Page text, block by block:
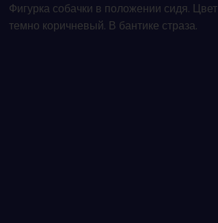
Фигурка собачки в положении сидя. Цвет
темно коричневый. В бантике страза.